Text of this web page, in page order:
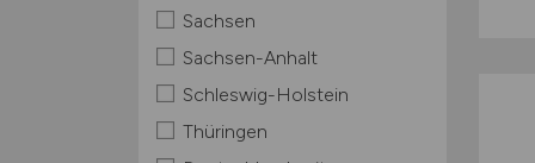
Sachsen
Sachsen-Anhalt
Schleswig-Holstein
Thüringen